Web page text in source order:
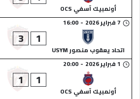
أولمبيك آسفي OCS
7 فبراير 2026 -
16:00
اتحاد يعقوب منصور USYM
1
3
1 فبراير 2026 -
20:00
أولمبيك آسفي OCS
1
1